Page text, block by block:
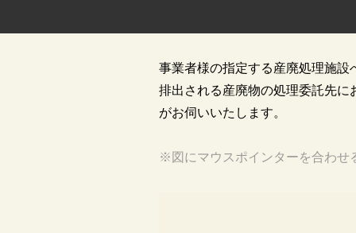
事業者様の指定する産廃処理施
排出される産廃物の処理委託先
がお伺いいたします。
※図にマウスポインターを合わせ